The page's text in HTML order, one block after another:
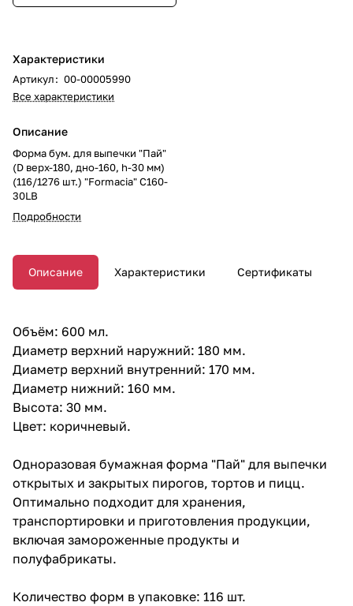
Характеристики
Артикул: 00-00005990
Все характеристики
Описание
Форма бум. для выпечки "Пай"
(D верх-180, дно-160, h-30 мм)
(116/1276 шт.) "Formacia" С160-
30LB
Подробности
Описание Характеристики Сертификаты
Объём: 600 мл.
Диаметр верхний наружний: 180 мм.
Диаметр верхний внутренний: 170 мм.
Диаметр нижний: 160 мм.
Высота: 30 мм.
Цвет: коричневый.
Одноразовая бумажная форма "Пай" для выпечки
открытых и закрытых пирогов, тортов и пицц.
Оптимально подходит для хранения,
транспортировки и приготовления продукции,
включая замороженные продукты и
полуфабрикаты.
Количество форм в упаковке: 116 шт.